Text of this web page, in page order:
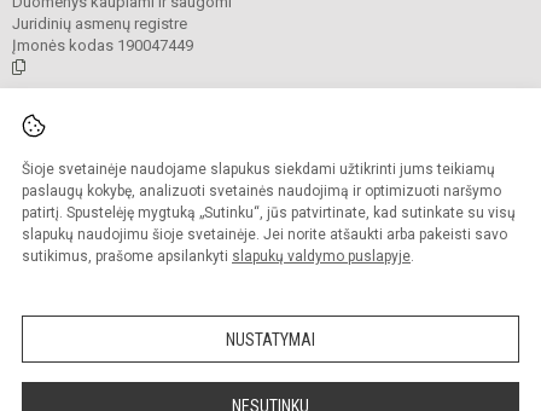
Šioje svetainėje naudojame slapukus siekdami užtikrinti jums teikiamų
paslaugų kokybę, analizuoti svetainės naudojimą ir optimizuoti naršymo
patirtį. Spustelėję mygtuką „Sutinku“, jūs patvirtinate, kad sutinkate su visų
slapukų naudojimu šioje svetainėje. Jei norite atšaukti arba pakeisti savo
sutikimus, prašome apsilankyti slapukų valdymo puslapyje.
NUSTATYMAI
NESUTINKU
Juridinių asmenų registre
Įmonės kodas 190047449
Kopijuoti turinį be raštiško mokyklos administracijos sutikimo griežtai
draudžiama.
Prieinamumo paraiška Slapukų valdymas
Sumanus būdas atnaujinti